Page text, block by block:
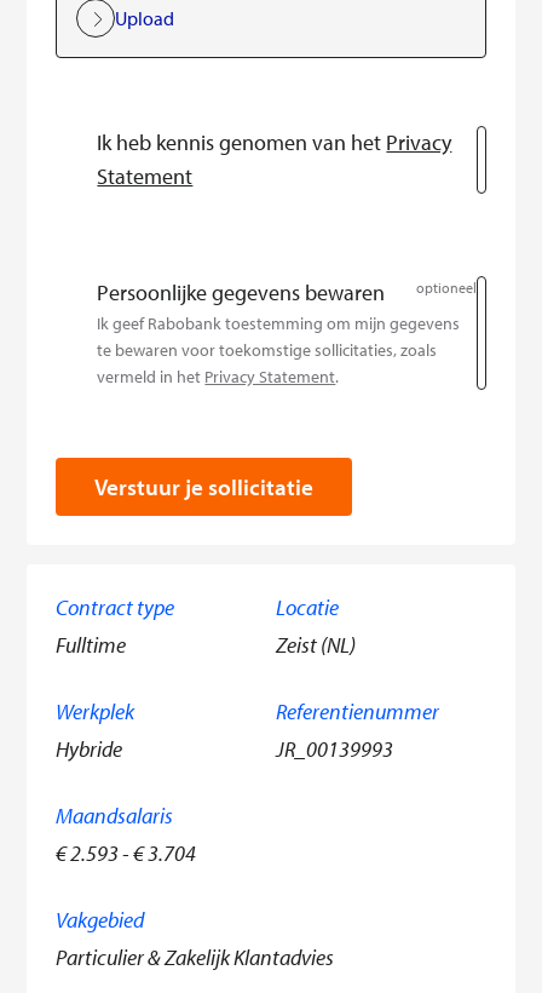
Upload
Ik heb kennis genomen van het Privacy
Statement
Persoonlijke gegevens bewaren optioneel
Ik geef Rabobank toestemming om mijn gegevens
te bewaren voor toekomstige sollicitaties, zoals
vermeld in het Privacy Statement.
Verstuur je sollicitatie
Contract type
Fulltime
Locatie
Zeist (NL)
Werkplek
Hybride
Referentienummer
JR_00139993
Maandsalaris
€ 2.593 - € 3.704
Vakgebied
Particulier & Zakelijk Klantadvies